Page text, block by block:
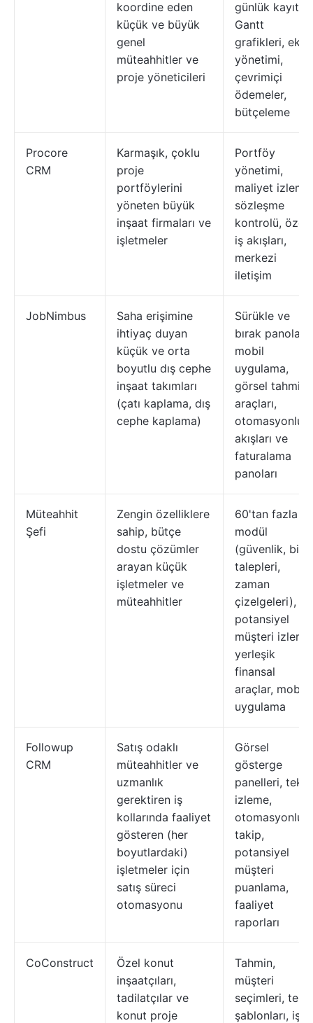
koordine eden
küçük ve büyük
genel
müteahhitler ve
proje yöneticileri
günlük
Gantt
grafikleri, ekip
yönetimi,
çevrimiçi
ödemeler,
bütçeleme
Procore
CRM
Karmaşık, çoklu
proje
portföylerini
yöneten büyük
inşaat firmaları ve
işletmeler
Portföy
yönetimi,
maliyet izleme,
sözleşme
kontrolü, özel
iş akışları,
merkezi
iletişim
JobNimbus
Saha erişimine
ihtiyaç duyan
küçük ve orta
boyutlu dış cephe
inşaat takımları
(çatı kaplama, dış
cephe kaplama)
Sürükle ve
bırak panoları,
mobil
uygulama,
görsel tahmin
araçları,
otomasyonlu
akışları ve
faturalama
panoları
Müteahhit
Şefi
Zengin özelliklere
sahip, bütçe
dostu çözümler
arayan küçük
işletmeler ve
müteahhitler
60'tan fazla
modül
(güvenlik, bilgi
talepleri,
zaman
çizelgeleri),
potansiyel
müşteri
yerleşik
finansal
araçlar, mobil
uygulama
Followup
CRM
Satış odaklı
müteahhitler ve
uzmanlık
gerektiren iş
kollarında faaliyet
gösteren (her
boyutlardaki)
işletmeler için
satış süreci
otomasyonu
Görsel
gösterge
panelleri, teklif
izleme,
otomasyonlu
takip,
potansiyel
müşteri
puanlama,
faaliyet
raporları
CoConstruct
Özel konut
inşaatçıları,
tadilatçılar ve
konut proje
Tahmin,
müşteri
seçimleri,
şablonları, iş